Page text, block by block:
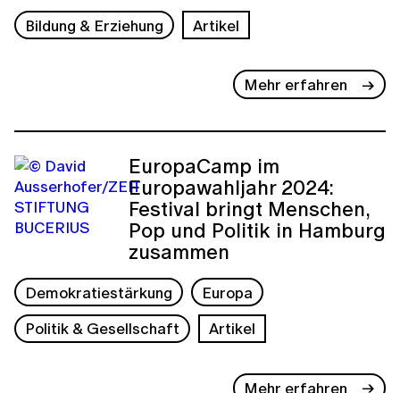
Bildung & Erziehung Artikel
Mehr erfahren
EuropaCamp im
Europawahljahr 2024:
Festival bringt Menschen,
Pop und Politik in Hamburg
zusammen
Demokratiestärkung
Europa
Politik & Gesellschaft
Artikel
Mehr erfahren